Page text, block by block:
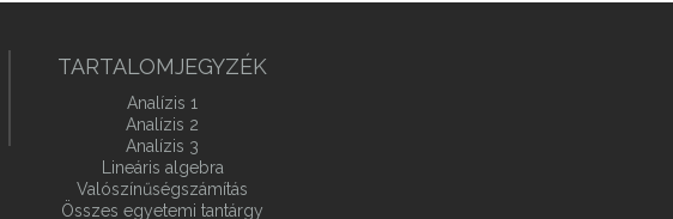
TARTALOMJEGYZÉK
Analízis 1
Analízis 2
Analízis 3
Lineáris algebra
Valószínűségszámítás
Összes egyetemi tantárgy